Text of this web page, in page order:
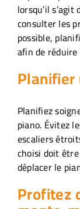
lorsqu’il
consulter les
possible,
afin de
Planifiez
piano. Évitez
escaliers
choisi doit
déplacer le
Profitez